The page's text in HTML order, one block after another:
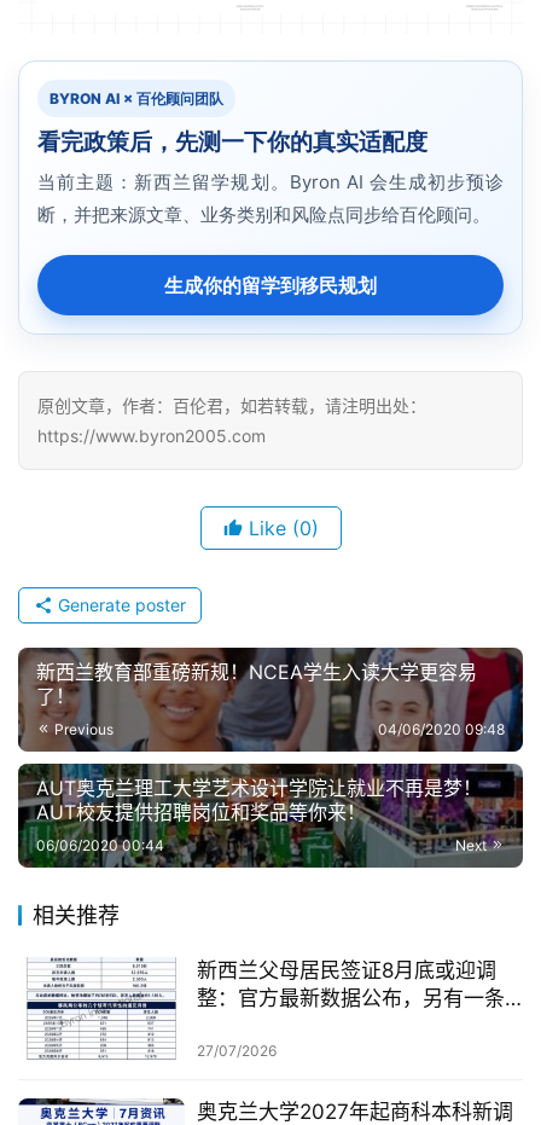
BYRON AI × 百伦顾问团队
看完政策后，先测一下你的真实适配度
当前主题：新西兰留学规划。Byron AI 会生成初步预诊
断，并把来源文章、业务类别和风险点同步给百伦顾问。
生成你的留学到移民规划
原创文章，作者：百伦君，如若转载，请注明出处：
https://www.byron2005.com
Like (0)
Generate poster
新西兰教育部重磅新规！NCEA学生入读大学更容易
了！
Previous 04/06/2020 09:48
AUT奥克兰理工大学艺术设计学院让就业不再是梦！
AUT校友提供招聘岗位和奖品等你来！
Next
06/06/2020 00:44
相关推荐
新西兰父母居民签证8月底或迎调
整：官方最新数据公布，另有一条
27/07/2026
奥克兰大学2027年起商科本科新调